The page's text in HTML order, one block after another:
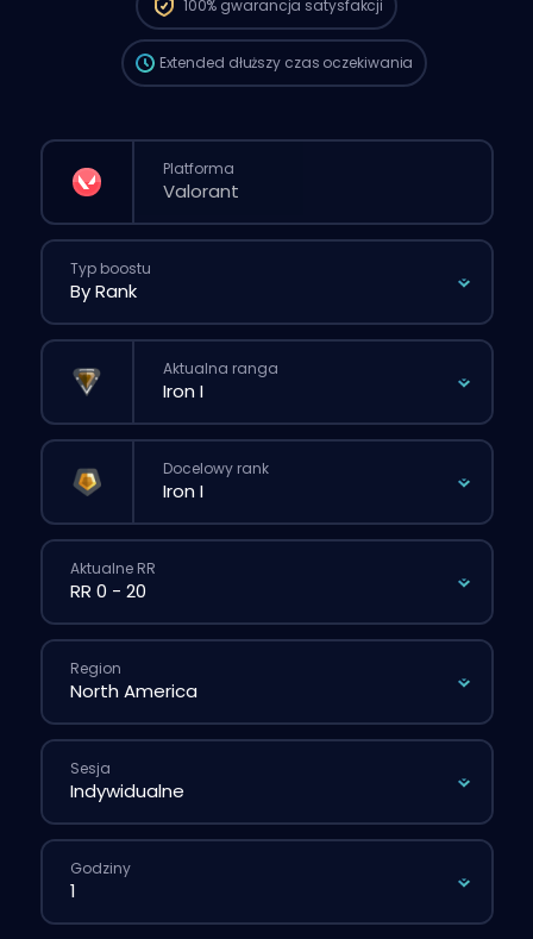
100% gwarancja satysfakcji
przez stronę.
Extended dłuższy czas oczekiwania
Platforma
Typ boostu
Aktualna ranga
Docelowy rank
Aktualne RR
Region
Sesja
Godziny